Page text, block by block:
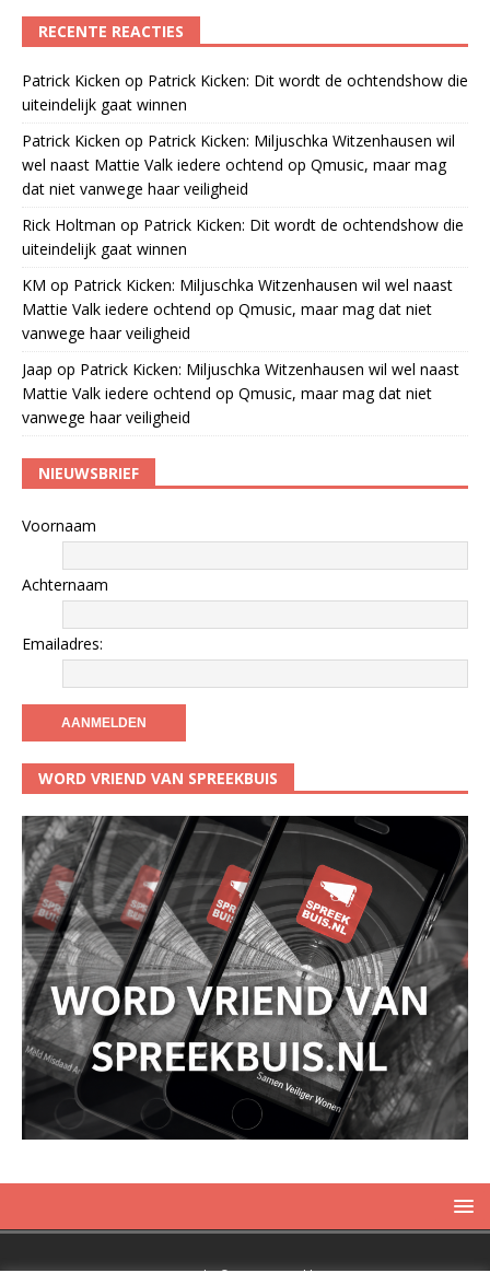
RECENTE REACTIES
Patrick Kicken op Patrick Kicken: Dit wordt de ochtendshow die
uiteindelijk gaat winnen
Patrick Kicken op Patrick Kicken: Miljuschka Witzenhausen wil
wel naast Mattie Valk iedere ochtend op Qmusic, maar mag
dat niet vanwege haar veiligheid
Rick Holtman op Patrick Kicken: Dit wordt de ochtendshow die
uiteindelijk gaat winnen
KM op Patrick Kicken: Miljuschka Witzenhausen wil wel naast
Mattie Valk iedere ochtend op Qmusic, maar mag dat niet
vanwege haar veiligheid
Jaap op Patrick Kicken: Miljuschka Witzenhausen wil wel naast
Mattie Valk iedere ochtend op Qmusic, maar mag dat niet
vanwege haar veiligheid
NIEUWSBRIEF
Voornaam
Achternaam
Emailadres:
WORD VRIEND VAN SPREEKBUIS